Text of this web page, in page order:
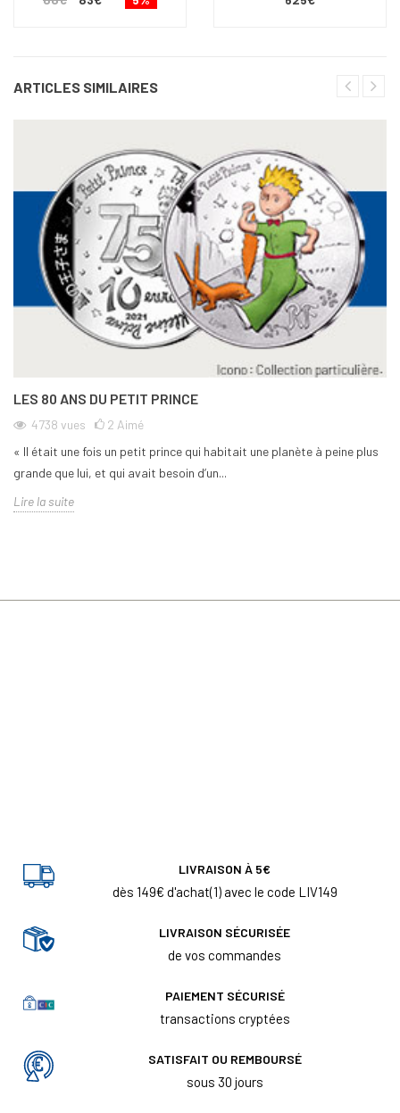
ARTICLES SIMILAIRES
LES 80 ANS DU PETIT PRINCE
4738 vues 2 Aimé
« Il était une fois un petit prince qui habitait une planète à peine plus
grande que lui, et qui avait besoin d’un...
Lire la suite
LIVRAISON À 5€
dès 149€ d'achat(1) avec le code LIV149
LIVRAISON SÉCURISÉE
de vos commandes
PAIEMENT SÉCURISÉ
transactions cryptées
SATISFAIT OU REMBOURSÉ
sous 30 jours